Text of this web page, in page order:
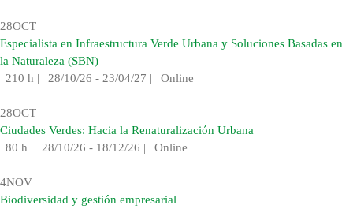
28OCT
Especialista en Infraestructura Verde Urbana y Soluciones Basadas en
la Naturaleza (SBN)
210 h | 28/10/26 - 23/04/27 | Online
28OCT
Ciudades Verdes: Hacia la Renaturalización Urbana
80 h | 28/10/26 - 18/12/26 | Online
4NOV
Biodiversidad y gestión empresarial